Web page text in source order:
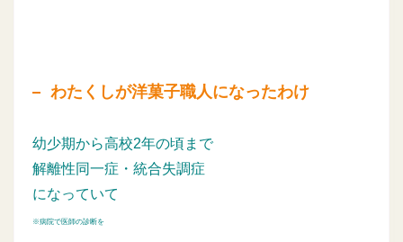
わたくしが洋菓子職人になったわけ
幼少期から高校2年の頃まで
解離性同一症・統合失調症
になっていて
※病院で医師の診断を